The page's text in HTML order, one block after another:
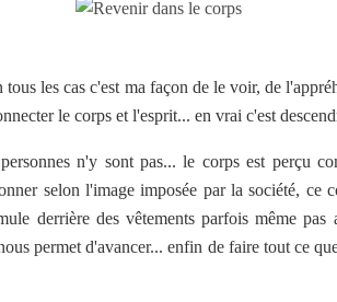
tous les cas c'est ma façon de le voir, de
le corps et l'esprit... en vrai c'est
n'y sont pas... le corps est perçu
selon l'image imposée par la société, ce
derrière des vêtements parfois même pas
permet d'avancer... enfin de faire tout ce